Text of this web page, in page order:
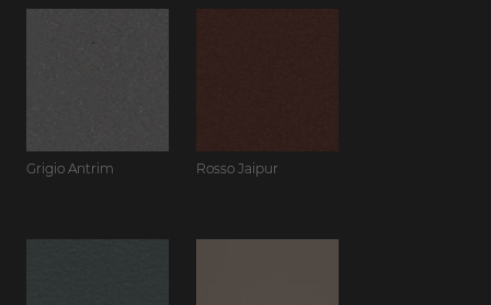
Grigio Antrim Rosso Jaipur